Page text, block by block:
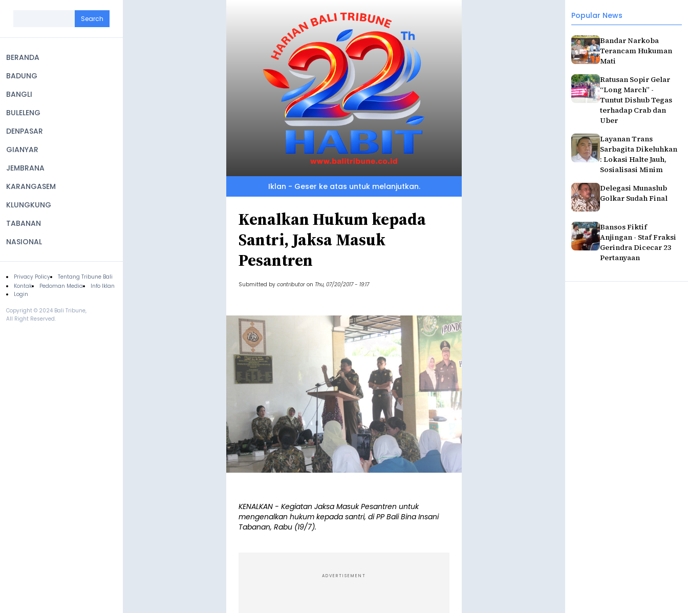
navigation
BERANDA
BADUNG
BANGLI
BULELENG
DENPASAR
GIANYAR
JEMBRANA
KARANGASEM
KLUNGKUNG
TABANAN
NASIONAL
Footer
Privacy Policy
Tentang Tribune Bali
Kontak
Pedoman Media
Info Iklan
Login
Copyright © 2024 Bali Tribune,
All Right Reserved.
Popular News
Bandar Narkoba
Terancam Hukuman
Mati
Ratusan Sopir Gelar
“Long March” -
Tuntut Dishub Tegas
terhadap Crab dan
Uber
Layanan Trans
Sarbagita Dikeluhkan
: Lokasi Halte Jauh,
Sosialisasi Minim
Delegasi Munaslub
Golkar Sudah Final
Bansos Fiktif
Anjingan - Staf Fraksi
Gerindra Dicecar 23
Pertanyaan
Iklan - Geser ke atas untuk melanjutkan.
Kenalkan Hukum kepada
Santri, Jaksa Masuk
Pesantren
Submitted by contributor on Thu, 07/20/2017 - 19:17
KENALKAN - Kegiatan Jaksa Masuk Pesantren untuk
mengenalkan hukum kepada santri, di PP Bali Bina Insani
Tabanan, Rabu (19/7).
ADVERTISEMENT